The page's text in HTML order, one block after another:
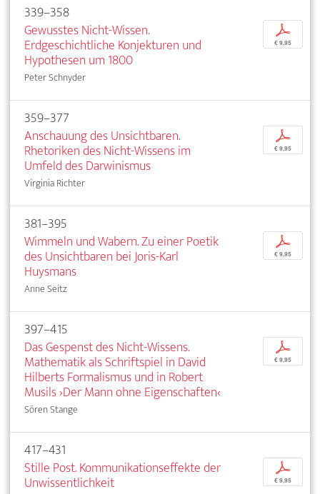
339–358
Gewusstes Nicht-Wissen.
Erdgeschichtliche Konjekturen und
Hypothesen um 1800
Peter Schnyder
p
€ 9,95
359–377
Anschauung des Unsichtbaren.
Rhetoriken des Nicht-Wissens im
Umfeld des Darwinismus
Virginia Richter
p
€ 9,95
381–395
Wimmeln und Wabern. Zu einer Poetik
des Unsichtbaren bei Joris-Karl
Huysmans
Anne Seitz
p
€ 9,95
397–415
Das Gespenst des Nicht-Wissens.
Mathematik als Schriftspiel in David
Hilberts Formalismus und in Robert
Musils ›Der Mann ohne Eigenschaften‹
Sören Stange
p
€ 9,95
417–431
Stille Post. Kommunikationseffekte der
Unwissentlichkeit
p
€ 9,95